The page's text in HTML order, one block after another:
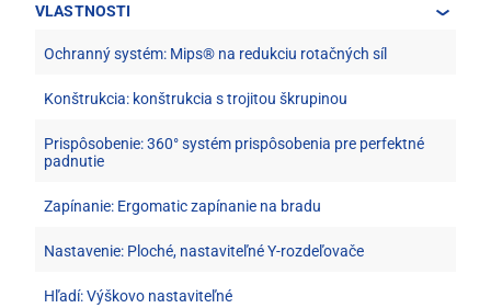
VLASTNOSTI
Ochranný systém: Mips® na redukciu rotačných síl
Konštrukcia: konštrukcia s trojitou škrupinou
Prispôsobenie: 360° systém prispôsobenia pre perfektné
padnutie
Zapínanie: Ergomatic zapínanie na bradu
Nastavenie: Ploché, nastaviteľné Y-rozdeľovače
Hľadí: Výškovo nastaviteľné